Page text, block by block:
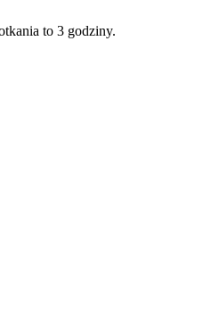
to 3 godziny.